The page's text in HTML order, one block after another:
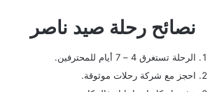
نصائح رحلة صيد ناصر
الرحلة تستغرق 4 – 7 أيام للمحترفين.
احجز مع شركة رحلات موثوقة.